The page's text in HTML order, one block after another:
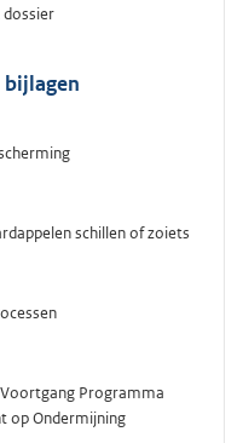
bijlagen
schillen of zoiets
Programma
op Ondermijning